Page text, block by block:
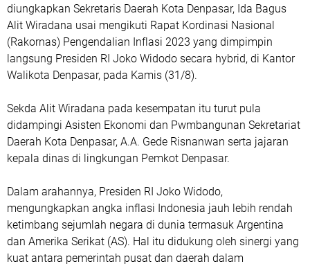
diungkapkan Sekretaris Daerah Kota Denpasar, Ida Bagus
Alit Wiradana usai mengikuti Rapat Kordinasi Nasional
(Rakornas) Pengendalian Inflasi 2023 yang dimpimpin
langsung Presiden RI Joko Widodo secara hybrid, di Kantor
Walikota Denpasar, pada Kamis (31/8).
Sekda Alit Wiradana pada kesempatan itu turut pula
didampingi Asisten Ekonomi dan Pwmbangunan Sekretariat
Daerah Kota Denpasar, A.A. Gede Risnanwan serta jajaran
kepala dinas di lingkungan Pemkot Denpasar.
Dalam arahannya, Presiden RI Joko Widodo,
mengungkapkan angka inflasi Indonesia jauh lebih rendah
ketimbang sejumlah negara di dunia termasuk Argentina
dan Amerika Serikat (AS). Hal itu didukung oleh sinergi yang
kuat antara pemerintah pusat dan daerah dalam